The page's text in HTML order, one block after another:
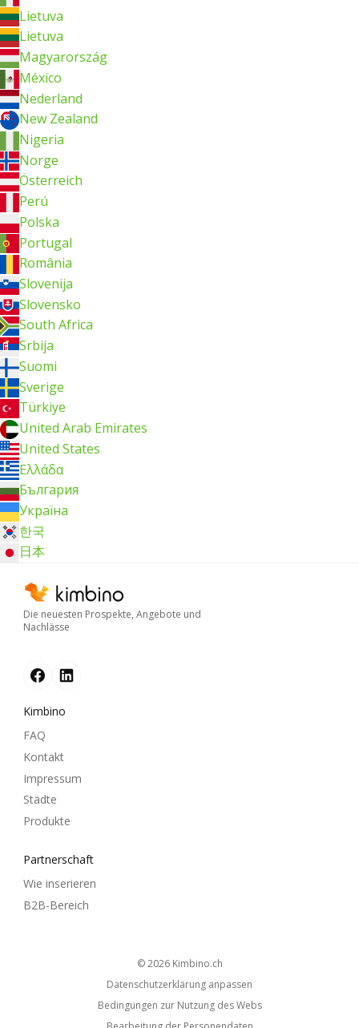
Lietuva
Lietuva
Magyarország
México
Nederland
New Zealand
Nigeria
Norge
Österreich
Perú
Polska
Portugal
România
Slovenija
Slovensko
South Africa
Srbija
Suomi
Sverige
Türkiye
United Arab Emirates
United States
Ελλάδα
България
Україна
한국
日本
Die neuesten Prospekte, Angebote und
Nachlässe
Kimbino
FAQ
Kontakt
Impressum
Städte
Produkte
Partnerschaft
Wie inserieren
B2B-Bereich
© 2026 kimbino.ch
Datenschutzerklärung anpassen
Bedingungen zur Nutzung des Webs